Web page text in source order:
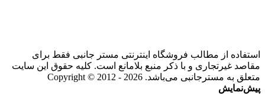
استفاده از مطالب فروشگاه اینترنتی مستر جانبی فقط برای
مقاصد غیرتجاری و با ذکر منبع بلامانع است. کلیه حقوق این سایت
متعلق به مسترجانبی می‌باشد. Copyright © 2012 - 2026
پیش‌نمایش